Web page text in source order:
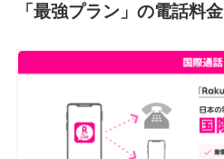
「最強プラン」の電話料金